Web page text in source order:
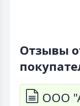
Отзывы
ООО